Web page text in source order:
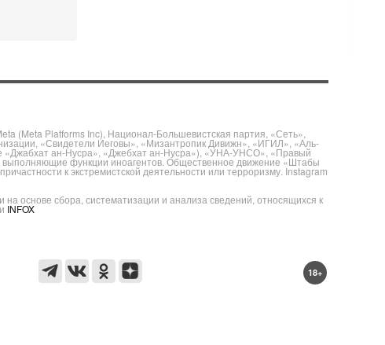
(Meta Platforms Inc), Национал-Большевистская партия, «Сеть»,
«Свидетели Иеговы», «Мизантропик Дивижн», «ИГИЛ», «Аль-
«Джабхат ан-Нусра», «Джебхат ан-Нусра»), «УНА-УНСО», «Правый
выполняющие функции иноагентов. Общественное движение «Штабы
к экстремистской деятельности или терроризму. Instagram
основе сбора, систематизации и анализа сведений, относящихся к
и INFOX
18+